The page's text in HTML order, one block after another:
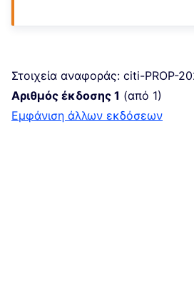
Στοιχεία αναφοράς: citi-PROP-
Αριθμός έκδοσης 1 (από 1)
εμφάνιση άλλων εκδόσεων